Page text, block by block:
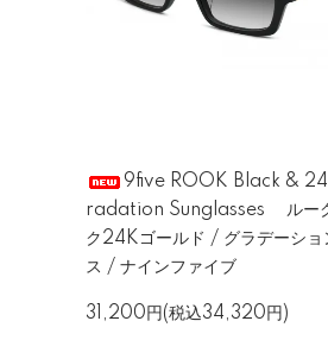
9five ROOK Black &
radation Sunglasses ルー
ク24Kゴールド / グラデーショ
ス / ナインファイブ
31,200円(税込34,320円)